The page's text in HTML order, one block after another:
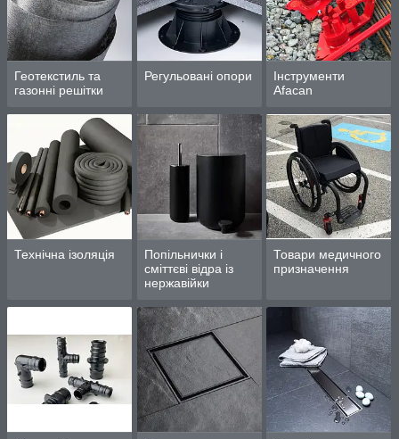
Геотекстиль та
газонні решітки
Регульовані опори
Інструменти
Afacan
Технічна ізоляція
Попільнички і
сміттєві відра із
нержавійки
Товари медичного
призначення